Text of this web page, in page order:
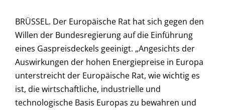
BRÜSSEL. Der Europäische Rat hat sich gegen den
Willen der Bundesregierung auf die Einführung
eines Gaspreisdeckels geeinigt. „Angesichts der
Auswirkungen der hohen Energiepreise in Europa
unterstreicht der Europäische Rat, wie wichtig es
ist, die wirtschaftliche, industrielle und
technologische Basis Europas zu bewahren und